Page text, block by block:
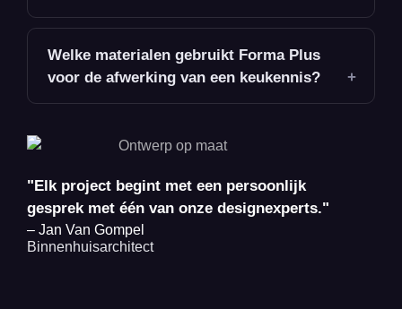
"Elk project begint met een persoonlijk
gesprek met één van onze designexperts."
– Jan Van Gompel
Binnenhuisarchitect
Welke materialen gebruikt Forma Plus
voor de afwerking van een keukennis?